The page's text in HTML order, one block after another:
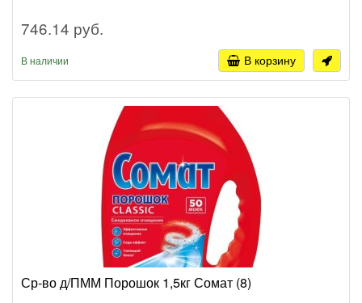
746.14 руб.
В наличии В корзину
Ср-во д/ПММ Порошок 1,5кг Сомат (8)